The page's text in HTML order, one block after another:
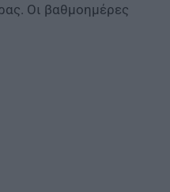
Οι βαθμοημέρες